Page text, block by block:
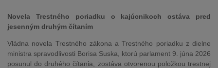
Novela Trestného poriadku o kajúcnikoch ostáva pred
jesenným druhým čítaním
Vládna novela Trestného zákona a Trestného poriadku z dielne
ministra spravodlivosti Borisa Suska, ktorú parlament 9. júna 2026
posunul do druhého čítania, zostáva otvorenou položkou trestnej